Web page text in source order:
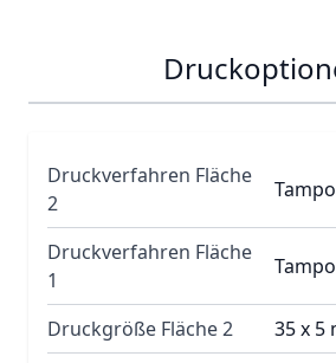
Druckverfahren Fläche
2
Druckverfahren Fläche
1
Druckgröße Fläche 2
35 x 5